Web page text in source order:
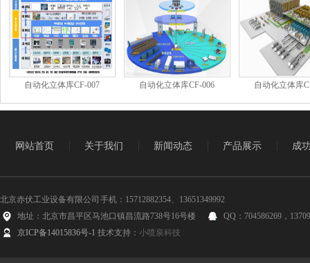
自动化立体库CF-007 自动化立体库CF-006 自动化立体库
网站首页 关于我们 新闻动态 产品展示 成
北京赤伏工业设备有限公司 手机：15712882354、13651349992
地址：北京市昌平区马池口镇昌流路738号16号楼
QQ：704586269，
京ICP备14015836号-1 技术支持： 小喷泉科技